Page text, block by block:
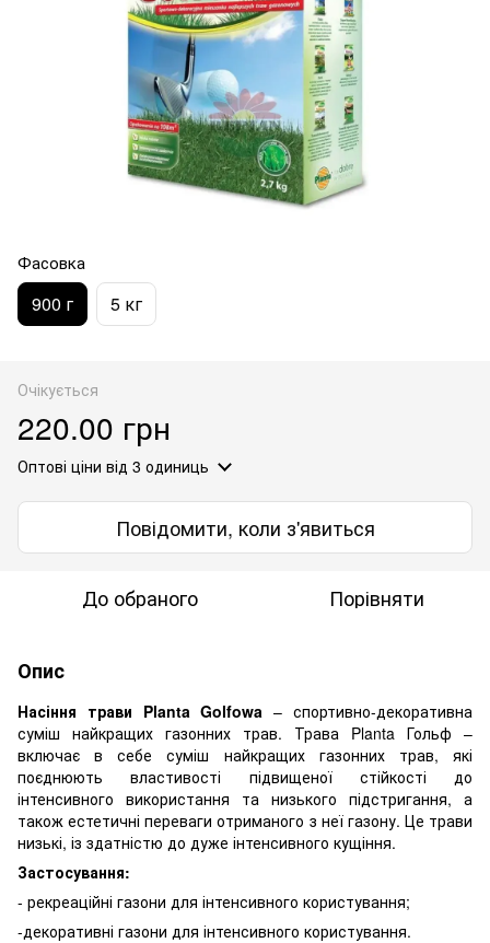
Фасовка
900 г 5 кг
Очікується
220.00 грн
Оптові ціни від 3 одиниць
Повідомити, коли з'явиться
До обраного Порівняти
Опис
Насіння трави Planta Golfowa – спортивно-декоративна
суміш найкращих газонних трав. Трава Planta Гольф –
включає в себе суміш найкращих газонних трав, які
поєднюють властивості підвищеної стійкості до
інтенсивного використання та низького підстригання, а
також естетичні переваги отриманого з неї газону. Це трави
низькі, із здатністю до дуже інтенсивного кущіння.
Застосування:
- рекреаційні газони для інтенсивного користування;
-декоративні газони для інтенсивного користування.